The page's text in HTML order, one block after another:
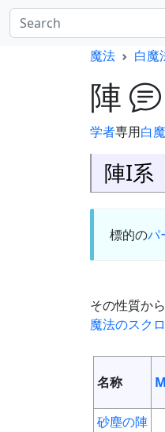
魔法
白魔
陣
学者専用白
陣I系
標的のパ
その性質か
魔法のスク
名称
砂塵の陣